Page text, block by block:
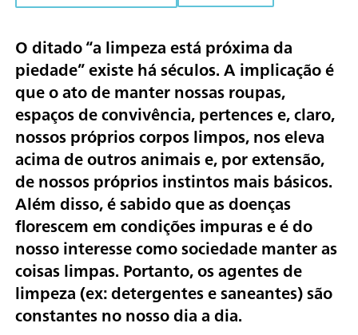
O ditado “a limpeza está próxima da
piedade” existe há séculos. A implicação é
que o ato de manter nossas roupas,
espaços de convivência, pertences e, claro,
nossos próprios corpos limpos, nos eleva
acima de outros animais e, por extensão,
de nossos próprios instintos mais básicos.
Além disso, é sabido que as doenças
florescem em condições impuras e é do
nosso interesse como sociedade manter as
coisas limpas. Portanto, os agentes de
limpeza (ex: detergentes e saneantes) são
constantes no nosso dia a dia.